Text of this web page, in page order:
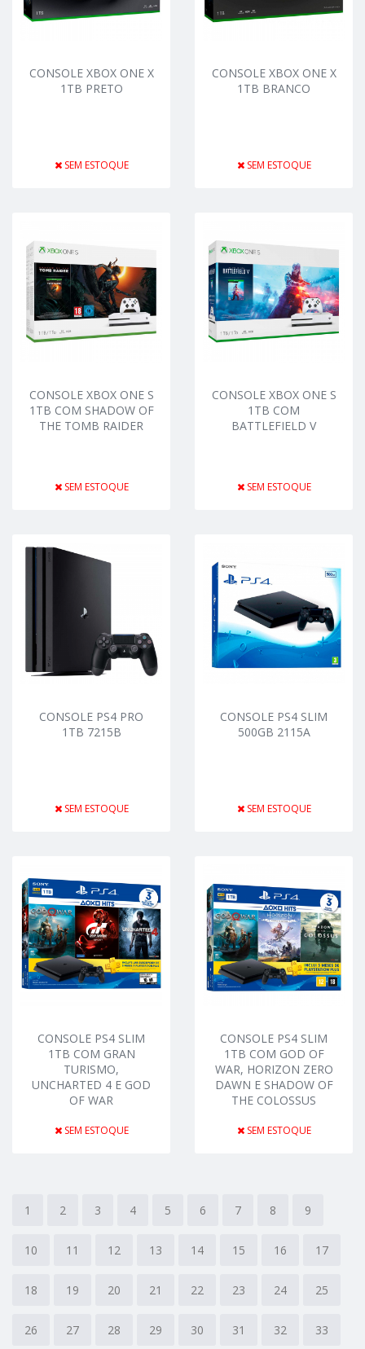
CONSOLE XBOX ONE X
1TB PRETO
SEM ESTOQUE
CONSOLE XBOX ONE X
1TB BRANCO
SEM ESTOQUE
CONSOLE XBOX ONE S
1TB COM SHADOW OF
THE TOMB RAIDER
SEM ESTOQUE
CONSOLE XBOX ONE S
1TB COM
BATTLEFIELD V
SEM ESTOQUE
CONSOLE PS4 PRO
1TB 7215B
SEM ESTOQUE
CONSOLE PS4 SLIM
500GB 2115A
SEM ESTOQUE
CONSOLE PS4 SLIM
1TB COM GRAN
TURISMO,
UNCHARTED 4 E GOD
OF WAR
SEM ESTOQUE
CONSOLE PS4 SLIM
1TB COM GOD OF
WAR, HORIZON ZERO
DAWN E SHADOW OF
THE COLOSSUS
SEM ESTOQUE
1 2 3 4 5 6 7 8 9
10 11 12 13 14 15 16 17
18 19 20 21 22 23 24 25
26 27 28 29 30 31 32 33